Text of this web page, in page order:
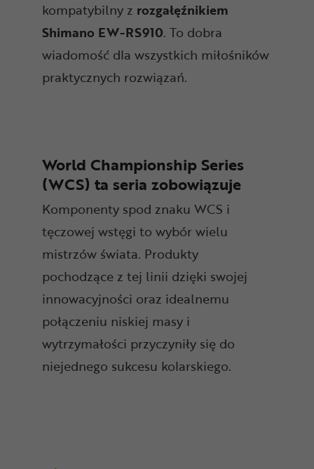
kompatybilny z rozgałęźnikiem
Shimano EW-RS910. To dobra
wiadomość dla wszystkich miłośników
praktycznych rozwiązań.
World Championship Series
(WCS) ta seria zobowiązuje
Komponenty spod znaku WCS i
tęczowej wstęgi to wybór wielu
mistrzów świata. Produkty
pochodzące z tej linii dzięki swojej
innowacyjności oraz idealnemu
połączeniu niskiej masy i
wytrzymałości przyczyniły się do
niejednego sukcesu kolarskiego.